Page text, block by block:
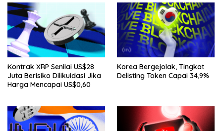
Kontrak XRP Senilai US$28
Juta Berisiko Dilikuidasi Jika
Harga Mencapai US$0,60
Korea Bergejolak, Tingkat
Delisting Token Capai 34,9%